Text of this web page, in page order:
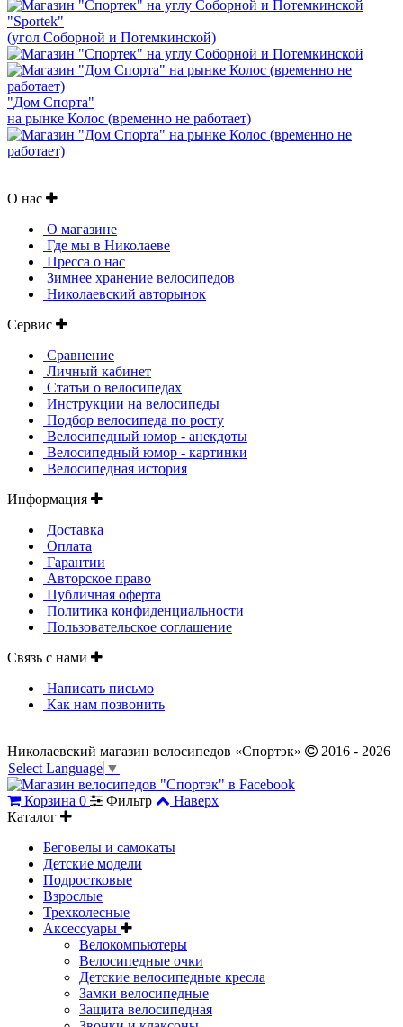
"Sportek"
(угол Соборной и Потемкинской)
"Дом Спорта"
на рынке Колос (временно не работает)
О нас
О магазине
Где мы в Николаеве
Пресса о нас
Зимнее хранение велосипедов
Николаевский авторынок
Сервис
Сравнение
Личный кабинет
Статьи о велосипедах
Инструкции на велосипеды
Подбор велосипеда по росту
Велосипедный юмор - анекдоты
Велосипедный юмор - картинки
Велосипедная история
Информация
Доставка
Оплата
Гарантии
Авторское право
Публичная оферта
Политика конфиденциальности
Пользовательское соглашение
Связь с нами
Написать письмо
Как нам позвонить
Николаевский магазин велосипедов «Спортэк»
2016 - 2026
Select Language ▼
Корзина 0 Фильтр
Наверх
Каталог
Беговелы и самокаты
Детские модели
Подростковые
Взрослые
Трехколесные
Аксессуары
Велокомпьютеры
Велосипедные очки
Детские велосипедные кресла
Замки велосипедные
Защита велосипедная